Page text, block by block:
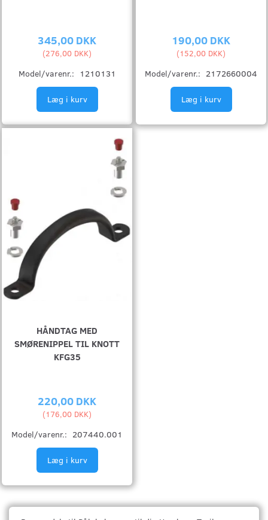
345,00 DKK
(276,00 DKK)
Model/varenr.: 1210131
Læg i kurv
190,00 DKK
(152,00 DKK)
Model/varenr.: 2172660004
Læg i kurv
HÅNDTAG MED
SMØRENIPPEL TIL KNOTT
KFG35
220,00 DKK
(176,00 DKK)
Model/varenr.: 207440.001
Læg i kurv